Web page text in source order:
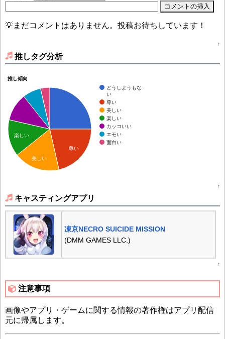
💡まだコメントはありません。投稿お待ちしています！
↑
推しタグ分析
推し傾向
どうしようもな
い
尊い
美しい
楽しい
カッコいい
エモい
面白い
尊い
楽しい
美しい
↑
キャスティングアプリ
凍京NECRO SUICIDE MISSION
(DMM GAMES LLC.)
↑
注意事項
画像やアプリ・ゲームに関する情報の著作権はアプリ配信
元に帰属します。